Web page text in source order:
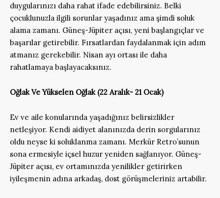
duygularınızı daha rahat ifade edebilirsiniz. Belki
çocuklunuzla ilgili sorunlar yaşadınız ama şimdi soluk
alama zamanı. Güneş-Jüpiter açısı, yeni başlangıçlar ve
başarılar getirebilir. Fırsatlardan faydalanmak için adım
atmanız gerekebilir. Nisan ayı ortası ile daha
rahatlamaya başlayacaksınız.
Oğlak Ve Yükselen Oğlak (22 Aralık- 21 Ocak)
Ev ve aile konularında yaşadığınız belirsizlikler
netleşiyor. Kendi aidiyet alanınızda derin sorgularınız
oldu neyse ki soluklanma zamanı. Merkür Retro’sunun
sona ermesiyle içsel huzur yeniden sağlanıyor. Güneş-
Jüpiter açısı, ev ortamınızda yenilikler getirirken
iyileşmenin adına arkadaş, dost görüşmeleriniz artabilir.